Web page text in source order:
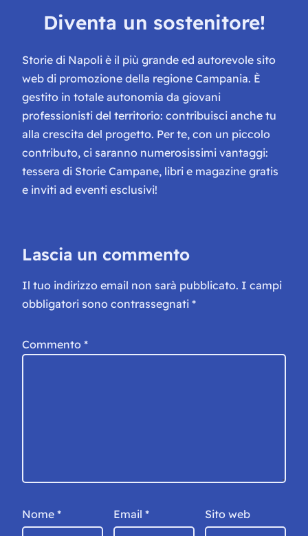
Diventa un sostenitore!
Storie di Napoli è il più grande ed autorevole sito
web di promozione della regione Campania. È
gestito in totale autonomia da giovani
professionisti del territorio: contribuisci anche tu
alla crescita del progetto. Per te, con un piccolo
contributo, ci saranno numerosissimi vantaggi:
tessera di Storie Campane, libri e magazine gratis
e inviti ad eventi esclusivi!
Lascia un commento
Il tuo indirizzo email non sarà pubblicato. I campi
obbligatori sono contrassegnati *
Commento *
Nome * Email * Sito web